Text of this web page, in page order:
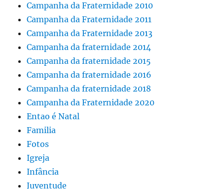
Campanha da Fraternidade 2010
Campanha da Fraternidade 2011
Campanha da Fraternidade 2013
Campanha da fraternidade 2014
Campanha da fraternidade 2015
Campanha da fraternidade 2016
Campanha da fraternidade 2018
Campanha da Fraternidade 2020
Entao é Natal
Familia
Fotos
Igreja
Infância
Juventude